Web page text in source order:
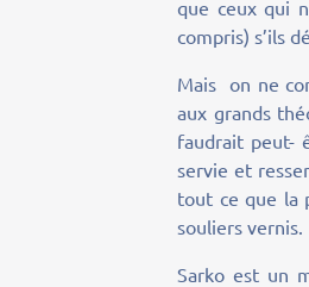
que ceux qui
compris) s’ils
Mais on ne
aux grands
faudrait peut-
servie et
tout ce que la
souliers vernis.
Sarko est un